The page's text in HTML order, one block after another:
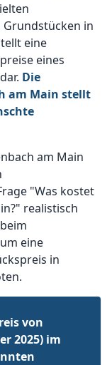
in
eine
eines
Die
am Main stellt
am Main
"Was kostet
realistisch
eine
in
von
2025) im